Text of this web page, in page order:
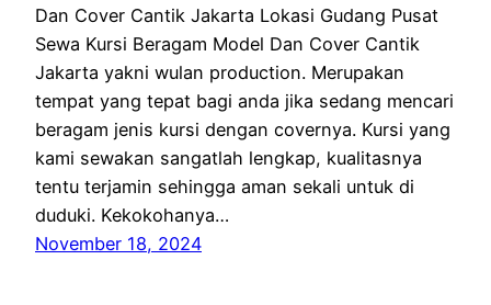
Dan Cover Cantik Jakarta Lokasi Gudang Pusat
Sewa Kursi Beragam Model Dan Cover Cantik
Jakarta yakni wulan production. Merupakan
tempat yang tepat bagi anda jika sedang mencari
beragam jenis kursi dengan covernya. Kursi yang
kami sewakan sangatlah lengkap, kualitasnya
tentu terjamin sehingga aman sekali untuk di
duduki. Kekokohanya…
November 18, 2024